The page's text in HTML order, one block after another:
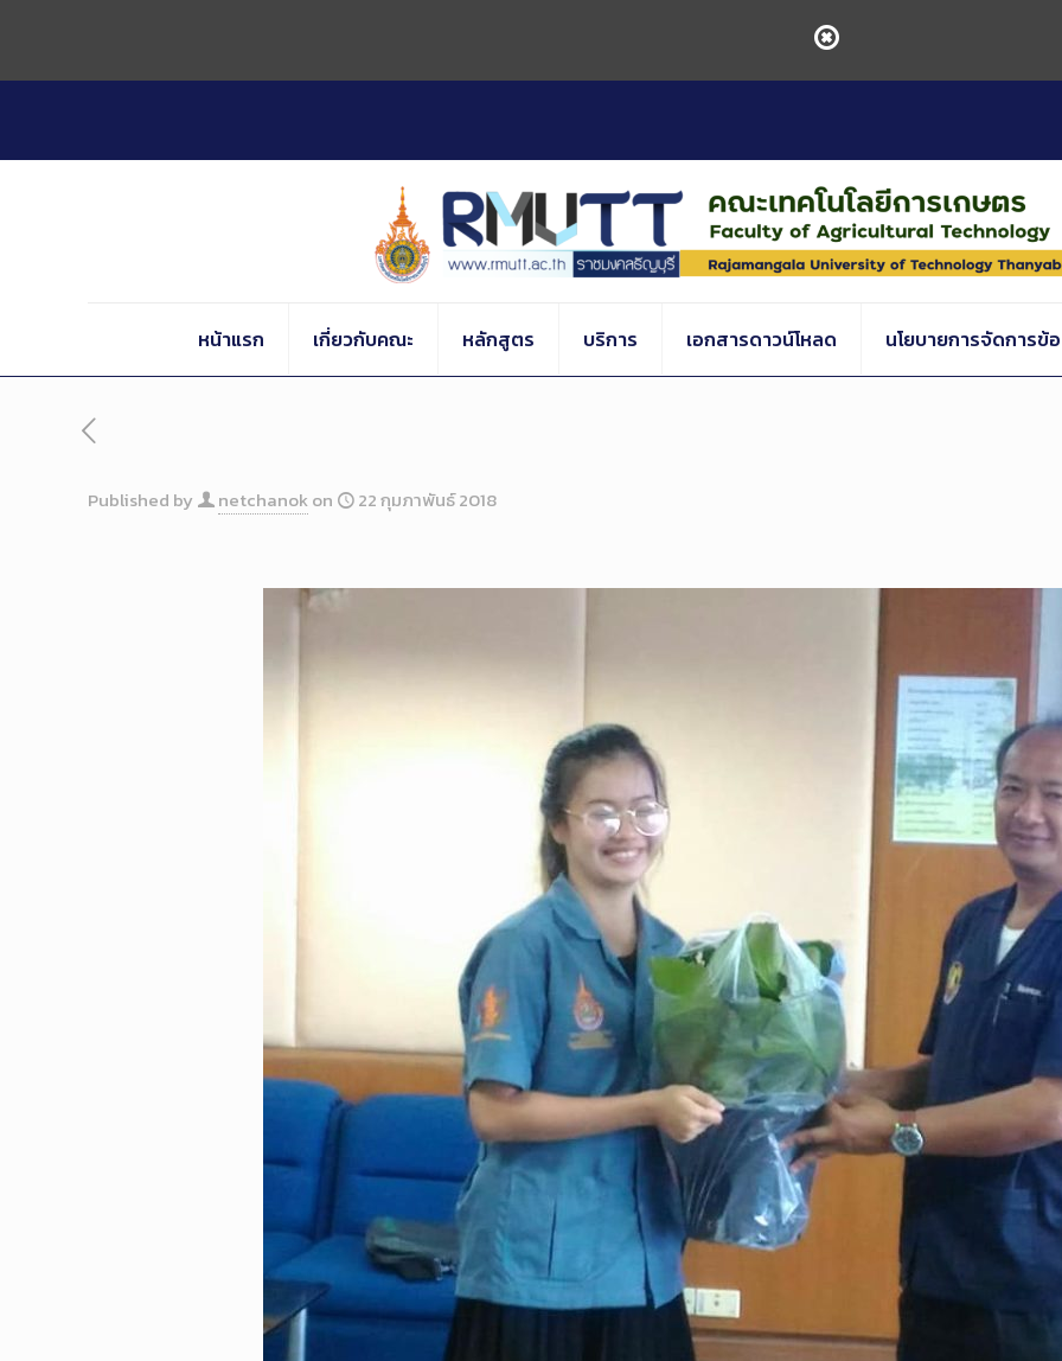
Content
หน้าแรก เกี่ยวกับคณะ หลักสูตร บริการ เอกสารดาวน์โหลด นโยบายการจัดการข้
Published by netchanokon 22 กุมภาพันธ์ 2018